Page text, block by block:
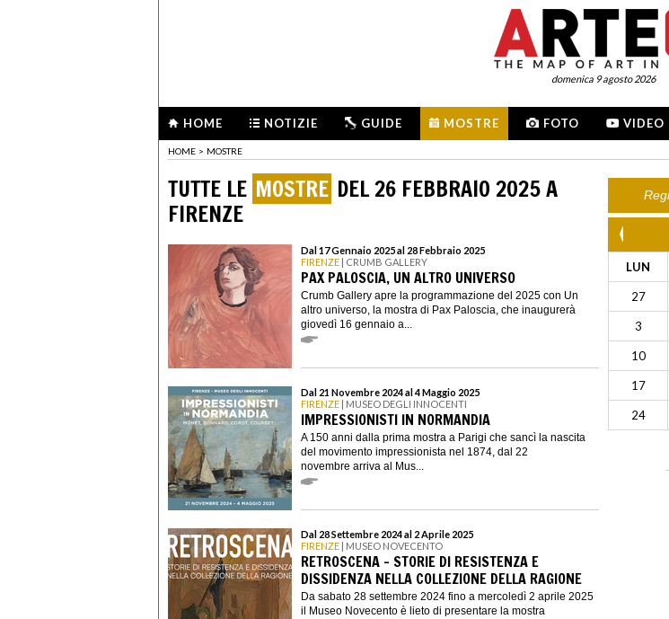
domenica 9 agosto 2026
HOME NOTIZIE GUIDE MOSTRE FOTO VIDEO
HOME > MOSTRE
TUTTE LE MOSTRE DEL 26 FEBBRAIO 2025 A
FIRENZE
Dal 17 Gennaio 2025 al 28 Febbraio 2025
FIRENZE | CRUMB GALLERY
PAX PALOSCIA, UN ALTRO UNIVERSO
Crumb Gallery apre la programmazione del 2025 con Un
altro universo, la mostra di Pax Paloscia, che inaugurerà
giovedì 16 gennaio a...
Dal 21 Novembre 2024 al 4 Maggio 2025
FIRENZE | MUSEO DEGLI INNOCENTI
IMPRESSIONISTI IN NORMANDIA
A 150 anni dalla prima mostra a Parigi che sancì la nascita
del movimento impressionista nel 1874, dal 22
novembre arriva al Mus...
Dal 28 Settembre 2024 al 2 Aprile 2025
FIRENZE | MUSEO NOVECENTO
RETROSCENA – STORIE DI RESISTENZA E
DISSIDENZA NELLA COLLEZIONE DELLA RAGIONE
Da sabato 28 settembre 2024 fino a mercoledì 2 aprile 2025
il Museo Novecento è lieto di presentare la mostra
LUN
27
3
10
17
24